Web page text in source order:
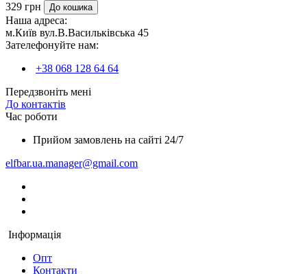
329 грн
До кошика
Наша адреса:
м.Київ вул.В.Васильківська 45
Зателефонуйте нам:
+38 068 128 64 64
Передзвоніть мені
До контактів
Час роботи
Прийом замовлень на сайті 24/7
elfbar.ua.manager@gmail.com
Інформація
Опт
Контакти